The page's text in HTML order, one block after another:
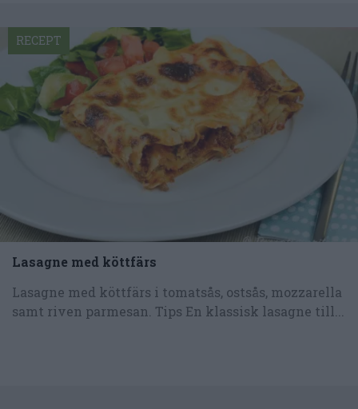
Lasagne med köttfärs
Lasagne med köttfärs i tomatsås, ostsås, mozzarella
samt riven parmesan. Tips En klassisk lasagne till...
RECEPT